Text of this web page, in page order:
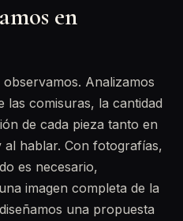
en
Analizamos
las comisuras, la cantidad
de cada pieza tanto en
hablar. Con fotografías,
es necesario,
imagen completa de la
una propuesta